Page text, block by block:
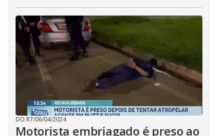
DO R7/06/04/2024
Motorista embriagado é preso ao